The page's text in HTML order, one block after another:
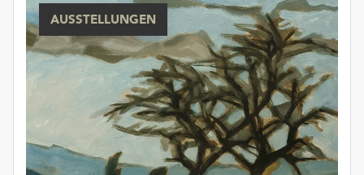
AUSSTELLUNGEN